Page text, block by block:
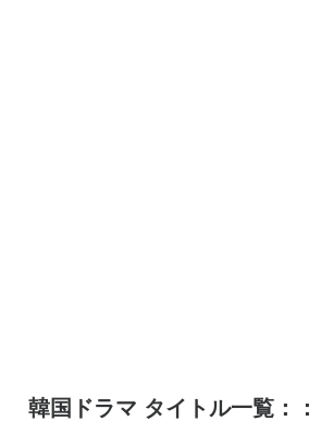
韓国ドラマ タイトル一覧：：